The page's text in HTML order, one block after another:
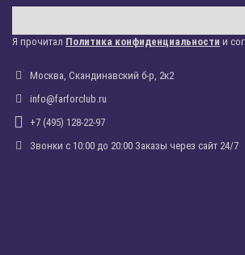
Я прочитал Политика конфиденциальности и
Москва, Скандинавский б-р, 2к2
info@farforclub.ru
+7 (495) 128-22-97
Звонки c 10:00 до 20:00 Заказы через сайт 24/7